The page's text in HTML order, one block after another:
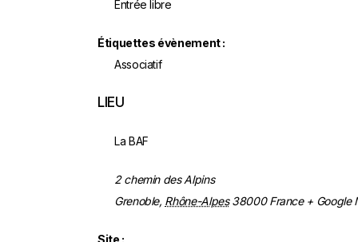
Entrée libre
Étiquettes évènement :
Associatif
LIEU
La BAF
2 chemin des Alpins
Grenoble, Rhône-Alpes 38000 France + Google
Site :